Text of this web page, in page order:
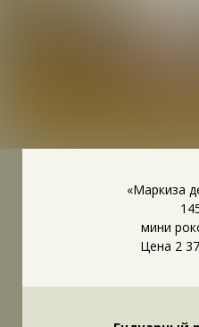
«Маркиза
мини
Цена 2